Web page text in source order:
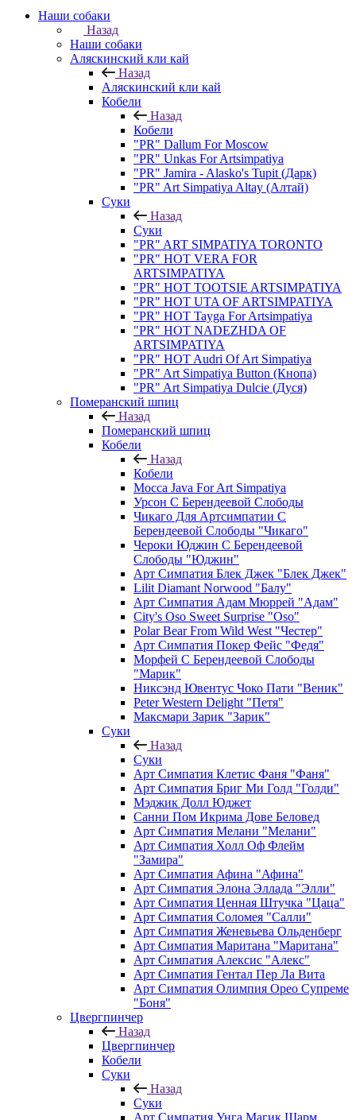
Наши собаки
Назад
Наши собаки
Аляскинский кли кай
Назад
Аляскинский кли кай
Кобели
Назад
Кобели
"PR" Dallum For Moscow
"PR" Unkas For Artsimpatiya
"PR" Jamira - Alasko's Tupit (Дарк)
"PR" Art Simpatiya Altay (Алтай)
Суки
Назад
Суки
"PR" ART SIMPATIYA TORONTO
"PR" HOT VERA FOR
ARTSIMPATIYA
"PR" HOT TOOTSIE ARTSIMPATIYA
"PR" HOT UTA OF ARTSIMPATIYA
"PR" HOT Tayga For Artsimpatiya
"PR" HOT NADEZHDA OF
ARTSIMPATIYA
"PR" HOT Audri Of Art Simpatiya
"PR" Art Simpatiya Button (Кнопа)
"PR" Art Simpatiya Dulcie (Дуся)
Померанский шпиц
Назад
Померанский шпиц
Кобели
Назад
Кобели
Mocca Java For Art Simpatiya
Урсон С Берендеевой Слободы
Чикаго Для Артсимпатии С
Берендеевой Слободы "Чикаго"
Чероки Юджин С Берендеевой
Слободы "Юджин"
Арт Симпатия Блек Джек "Блек Джек"
Lilit Diamant Norwood "Балу"
Арт Симпатия Адам Мюррей "Адам"
City's Oso Sweet Surprise "Oso"
Polar Bear From Wild West "Честер"
Арт Симпатия Покер Фейс "Федя"
Морфей С Берендеевой Слободы
"Марик"
Никсэнд Ювентус Чоко Пати "Веник"
Peter Western Delight "Петя"
Максмари Зарик "Зарик"
Суки
Назад
Суки
Арт Симпатия Клетис Фаня "Фаня"
Арт Симпатия Бриг Ми Голд "Голди"
Мэджик Долл Юджет
Санни Пом Икрима Дове Беловед
Арт Симпатия Мелани "Мелани"
Арт Симпатия Холл Оф Флейм
"Замира"
Арт Симпатия Афина "Афина"
Арт Симпатия Элона Эллада "Элли"
Арт Симпатия Ценная Штучка "Цаца"
Арт Симпатия Соломея "Салли"
Арт Симпатия Женевьева Ольденберг
Арт Симпатия Маритана "Маритана"
Арт Симпатия Алексис "Алекс"
Арт Симпатия Гентал Пер Ла Вита
Арт Симпатия Олимпия Орео Супреме
"Боня"
Цвергпинчер
Назад
Цвергпинчер
Кобели
Суки
Назад
Суки
Арт Симпатия Унга Магик Шарм